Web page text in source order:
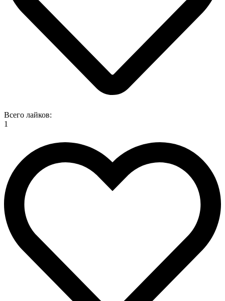
Всего лайков:
1